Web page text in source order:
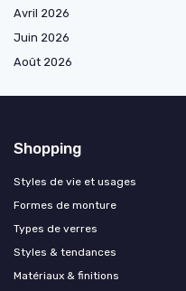
Avril 2026
Juin 2026
Août 2026
Shopping
Styles de vie et usages
Formes de monture
Types de verres
Styles & tendances
Matériaux & finitions